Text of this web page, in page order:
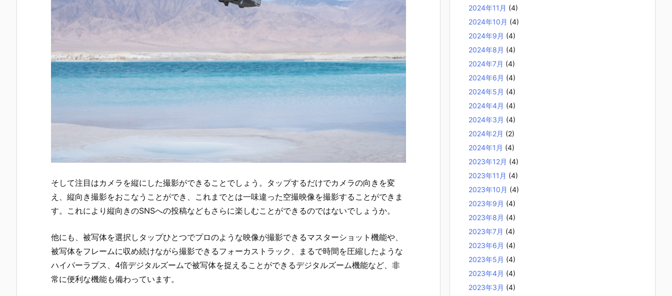
そして注目はカメラを縦にした撮影ができることでしょう。タップするだけでカメラの向きを変
え、縦向き撮影をおこなうことができ、これまでとは一味違った空撮映像を撮影することができま
す。これにより縦向きのSNSへの投稿などもさらに楽しむことができるのではないでしょうか。
他にも、被写体を選択しタップひとつでプロのような映像が撮影できるマスターショット機能や、
被写体をフレームに収め続けながら撮影できるフォーカストラック、まるで時間を圧縮したような
ハイパーラプス、4倍デジタルズームで被写体を捉えることができるデジタルズーム機能など、非
常に便利な機能も備わっています。
2024年11月 (4)
2024年10月 (4)
2024年9月 (4)
2024年8月 (4)
2024年7月 (4)
2024年6月 (4)
2024年5月 (4)
2024年4月 (4)
2024年3月 (4)
2024年2月 (2)
2024年1月 (4)
2023年12月 (4)
2023年11月 (4)
2023年10月 (4)
2023年9月 (4)
2023年8月 (4)
2023年7月 (4)
2023年6月 (4)
2023年5月 (4)
2023年4月 (4)
2023年3月 (4)